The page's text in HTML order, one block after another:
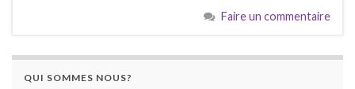
Faire un commentaire
QUI SOMMES NOUS?